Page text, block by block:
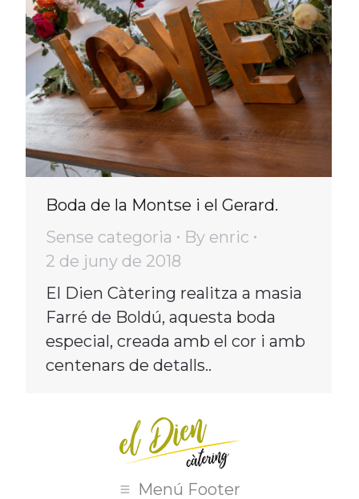
Boda de la Montse i el Gerard.
Sense categoria
By enric
2 de juny de 2018
El Dien Càtering realitza a masia
Farré de Boldú, aquesta boda
especial, creada amb el cor i amb
centenars de detalls..
Menú Footer